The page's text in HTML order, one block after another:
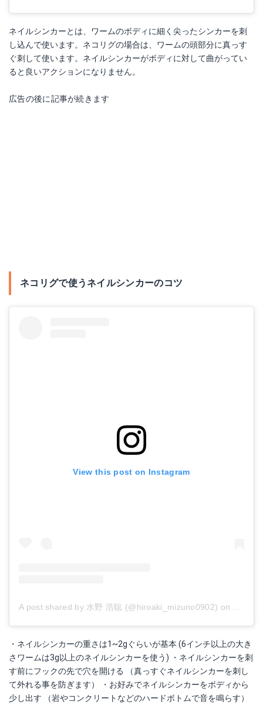
ネイルシンカーとは、ワームのボディに細く尖ったシンカーを刺
し込んで使います。ネコリグの場合は、ワームの頭部分に真っす
ぐ刺して使います。ネイルシンカーがボディに対して曲がってい
ると良いアクションになりません。
広告の後に記事が続きます
ネコリグで使うネイルシンカーのコツ
View this post on Instagram
A post shared by 水野 浩聡 (@hiroaki_mizuno0902) on Oct
・ネイルシンカーの重さは1~2gぐらいが基本 (6インチ以上の大き
さワームは3g以上のネイルシンカーを使う) ・ネイルシンカーを刺
す前にフックの先で穴を開ける （真っすぐネイルシンカーを刺し
て外れる事を防ぎます） ・お好みでネイルシンカーをボディから
少し出す （岩やコンクリートなどのハードボトムで音を鳴らす）